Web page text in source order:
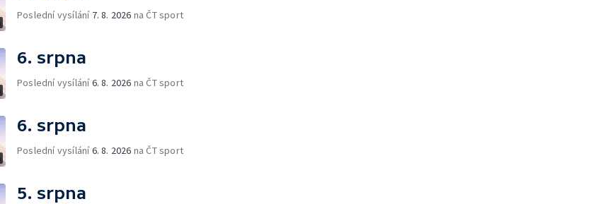
Poslední vysílání 7. 8. 2026 na ČT sport
6. srpna
Poslední vysílání6. 8. 2026 na ČT sport
6. srpna
Poslední vysílání6. 8. 2026 na ČT sport
5. srpna